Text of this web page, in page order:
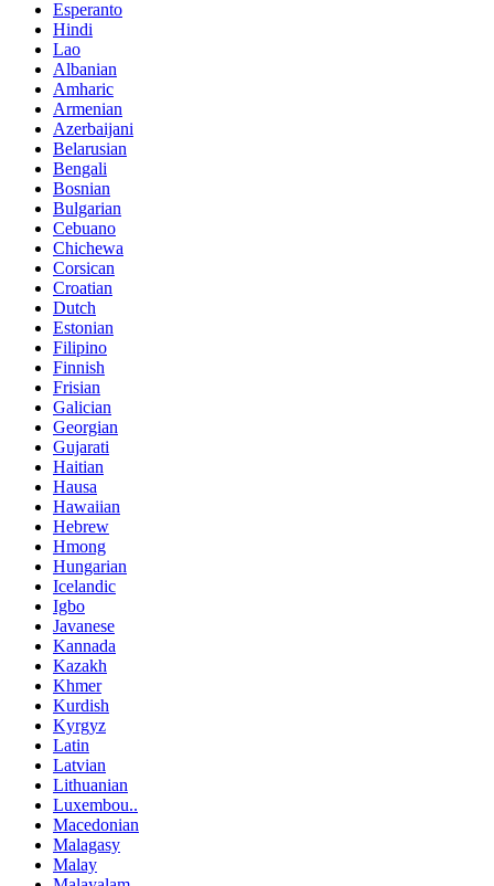
Esperanto
Hindi
Lao
Albanian
Amharic
Armenian
Azerbaijani
Belarusian
Bengali
Bosnian
Bulgarian
Cebuano
Chichewa
Corsican
Croatian
Dutch
Estonian
Filipino
Finnish
Frisian
Galician
Georgian
Gujarati
Haitian
Hausa
Hawaiian
Hebrew
Hmong
Hungarian
Icelandic
Igbo
Javanese
Kannada
Kazakh
Khmer
Kurdish
Kyrgyz
Latin
Latvian
Lithuanian
Luxembou..
Macedonian
Malagasy
Malay